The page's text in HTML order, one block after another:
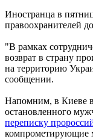
Иностранца в
правоохранителей
"В рамках
возврат в страну
на территорию
сообщении.
Напомним, в Киеве
остановленного
переписку
компрометирующие